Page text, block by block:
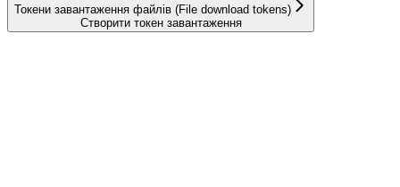
Токени завантаження файлів (File download tokens)
Створити токен завантаження